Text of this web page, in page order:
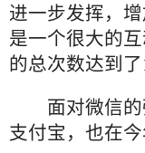
进一步发挥，
是一个很大的
的总次数达到了
面对微信
支付宝，也在